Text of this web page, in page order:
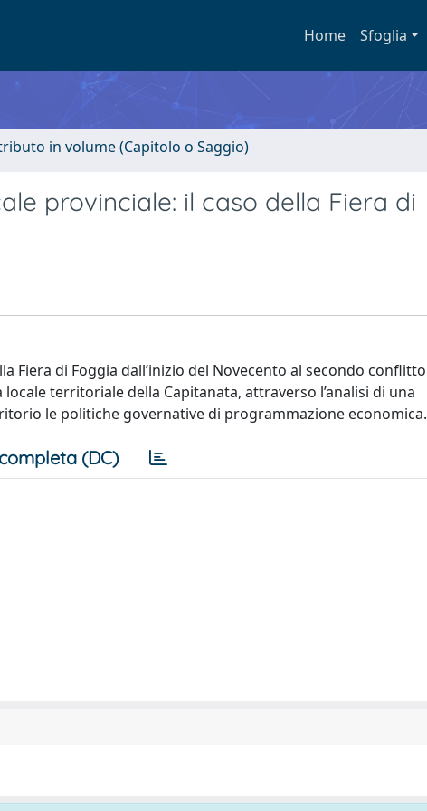
Home Sfoglia
in volume (Capitolo o Saggio)
provinciale: il caso della Fiera di
di Foggia dall’inizio del Novecento al secondo conflitto
territoriale della Capitanata, attraverso l’analisi di una
le politiche governative di programmazione economica.
(DC)